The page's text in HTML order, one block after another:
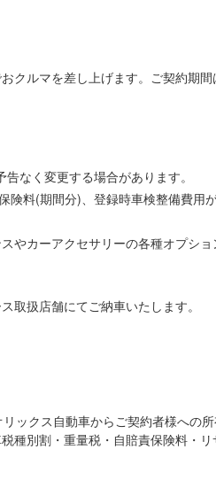
クルマを差し上げます。ご契約期
なく変更する場合があります。
料(期間分)、登録時車検整備費用が
やカーアクセサリーの各種オプシ
取扱店舗にてご納車いたします。
ックス自動車からご契約者様への
種別割・重量税・自賠責保険料・